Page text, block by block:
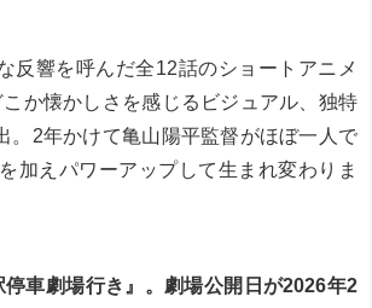
反響を呼んだ全12話のショートアニメ
か懐かしさを感じるビジュアル、独特
。2年かけて亀山陽平監督がほぼ一人で
加えパワーアップして生まれ変わりま
車劇場行き』。劇場公開日が2026年2